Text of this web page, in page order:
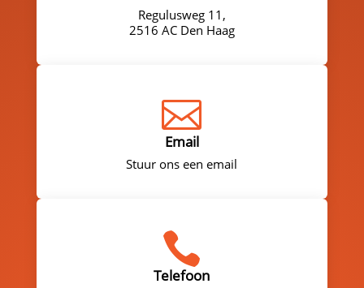
Regulusweg 11,
2516 AC Den Haag

Email
Stuur ons een email

Telefoon